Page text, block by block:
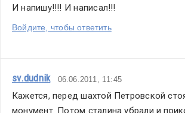
И напишу!!!! И написал!!!
Войдите, чтобы ответить
sv.dudnik 06.06.2011, 11:45
Кажется, перед шахтой Петровской